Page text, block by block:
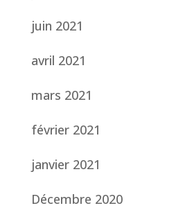
juin 2021
avril 2021
mars 2021
février 2021
janvier 2021
Décembre 2020